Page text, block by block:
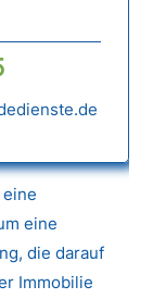
eine
die darauf
Immobilie